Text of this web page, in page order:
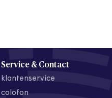
Service & Contact
klantenservice
colofon